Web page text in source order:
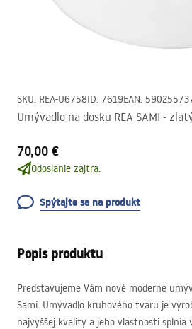
SKU: REA-U6758ID: 7619EAN:
Umývadlo na dosku REA SAMI -
70,00 €
Odoslanie zajtra.
Spýtajte sa na produkt
Popis produktu
Predstavujeme Vám nové moderné
Sami. Umývadlo kruhového tvaru je
najvyššej kvality a jeho vlastnosti splnia